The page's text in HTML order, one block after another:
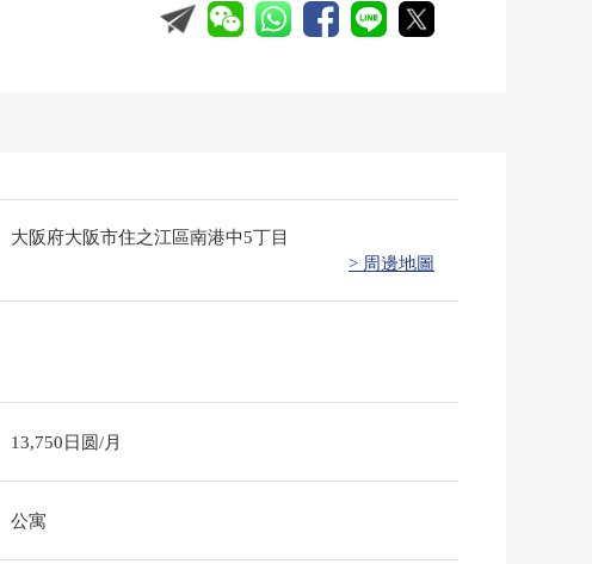
大阪府大阪市住之江區南港中5丁目
> 周邊地圖
13,750日圆/月
公寓